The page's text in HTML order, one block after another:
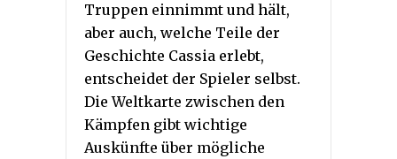
Truppen einnimmt und hält,
aber auch, welche Teile der
Geschichte Cassia erlebt,
entscheidet der Spieler selbst.
Die Weltkarte zwischen den
Kämpfen gibt wichtige
Auskünfte über mögliche